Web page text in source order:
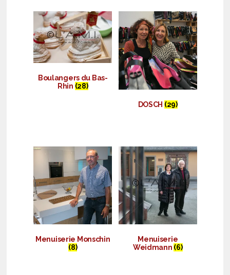
Boulangers du Bas-
Rhin (28)
DOSCH (29)
Menuiserie Monschin
(8)
Menuiserie
Weidmann (6)